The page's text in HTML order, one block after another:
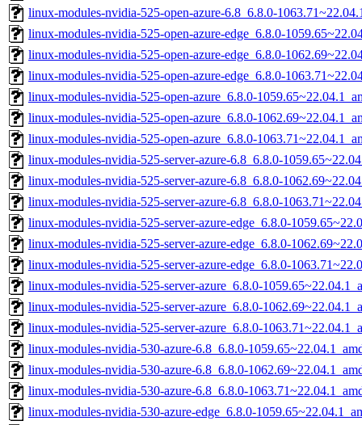
linux-modules-nvidia-525-open-azure-6.8_6.8.0-
linux-modules-nvidia-525-open-azure-edge_6.8.0-
linux-modules-nvidia-525-open-azure-edge_6.8.0-
linux-modules-nvidia-525-open-azure-edge_6.8.0-
linux-modules-nvidia-525-open-azure_6.8.0-
linux-modules-nvidia-525-open-azure_6.8.0-
linux-modules-nvidia-525-open-azure_6.8.0-
linux-modules-nvidia-525-server-azure-6.8_6.8.0-
linux-modules-nvidia-525-server-azure-6.8_6.8.0-
linux-modules-nvidia-525-server-azure-6.8_6.8.0-
linux-modules-nvidia-525-server-azure-edge_6.8.0-
linux-modules-nvidia-525-server-azure-edge_6.8.0-
linux-modules-nvidia-525-server-azure-edge_6.8.0-
linux-modules-nvidia-525-server-azure_6.8.0-
linux-modules-nvidia-525-server-azure_6.8.0-
linux-modules-nvidia-525-server-azure_6.8.0-
linux-modules-nvidia-530-azure-6.8_6.8.0-
linux-modules-nvidia-530-azure-6.8_6.8.0-
linux-modules-nvidia-530-azure-6.8_6.8.0-
linux-modules-nvidia-530-azure-edge_6.8.0-